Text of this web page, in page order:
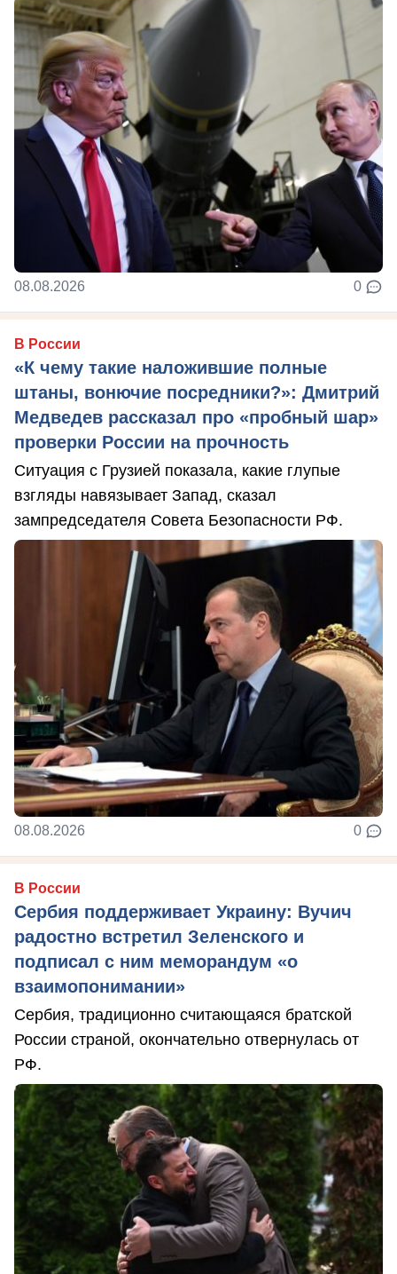
08.08.2026 0
В России
«К чему такие наложившие полные
штаны, вонючие посредники?»: Дмитрий
Медведев рассказал про «пробный шар»
проверки России на прочность
Ситуация с Грузией показала, какие глупые
взгляды навязывает Запад, сказал
зампредседателя Совета Безопасности РФ.
08.08.2026 0
В России
Сербия поддерживает Украину: Вучич
радостно встретил Зеленского и
подписал с ним меморандум «о
взаимопонимании»
Сербия, традиционно считающаяся братской
России страной, окончательно отвернулась от
РФ.